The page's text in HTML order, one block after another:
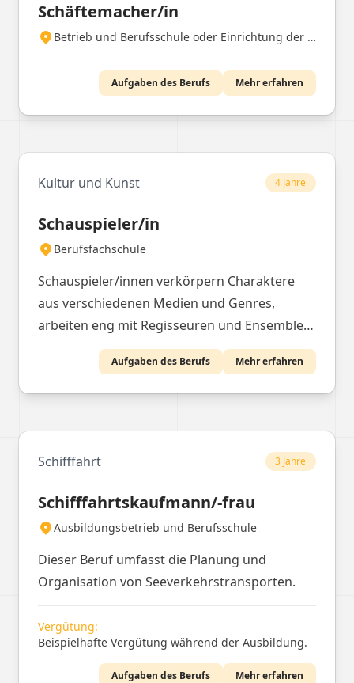
Schäftemacher/in
Betrieb und Berufsschule oder Einrichtung der beruflichen Rehabilitation
Aufgaben des Berufs Mehr erfahren
Kultur und Kunst 4 Jahre
Schauspieler/in
Berufsfachschule
Schauspieler/innen verkörpern Charaktere
aus verschiedenen Medien und Genres,
arbeiten eng mit Regisseuren und Ensembles
zusammen und entwickeln ihre Rollen durch
intensive Probenarbeit.
Aufgaben des Berufs Mehr erfahren
Schifffahrt 3 Jahre
Schifffahrtskaufmann/-frau
Ausbildungsbetrieb und Berufsschule
Dieser Beruf umfasst die Planung und
Organisation von Seeverkehrstransporten.
Vergütung:
Beispielhafte Vergütung während der Ausbildung.
Aufgaben des Berufs Mehr erfahren